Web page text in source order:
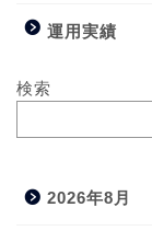
運用実績
検索
2026年8月